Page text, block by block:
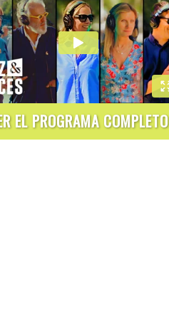
EL PROGRAMA COMPLETO